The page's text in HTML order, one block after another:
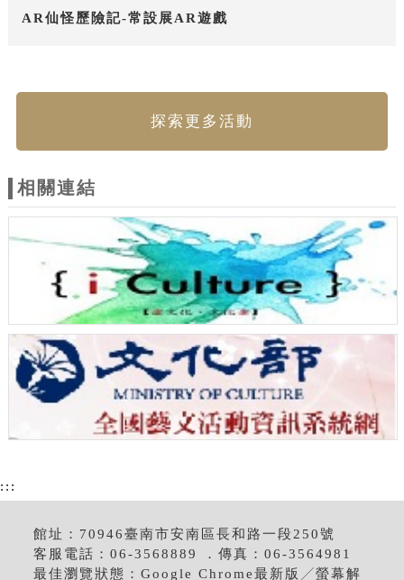
AR仙怪歷險記-常設展AR遊戲
探索更多活動
相關連結
:::
館址：70946臺南市安南區長和路一段250號
客服電話：06-3568889 ．傳真：06-3564981
最佳瀏覽狀態：Google Chrome最新版╱螢幕解